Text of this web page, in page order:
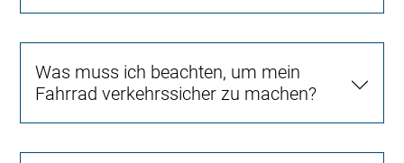
Was muss ich beachten, um mein
Fahrrad verkehrssicher zu machen?